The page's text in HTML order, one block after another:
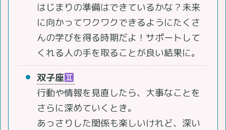
はじまりの準備はできているかな？未来
に向かってワクワクできるようにたくさ
んの学びを得る時期だよ！サポートして
くれる人の手を取ることが良い結果に。
双子座
行動や情報を見直したら、大事なことを
さらに深めていくとき。
あっさりした関係も楽しいけれど、深い